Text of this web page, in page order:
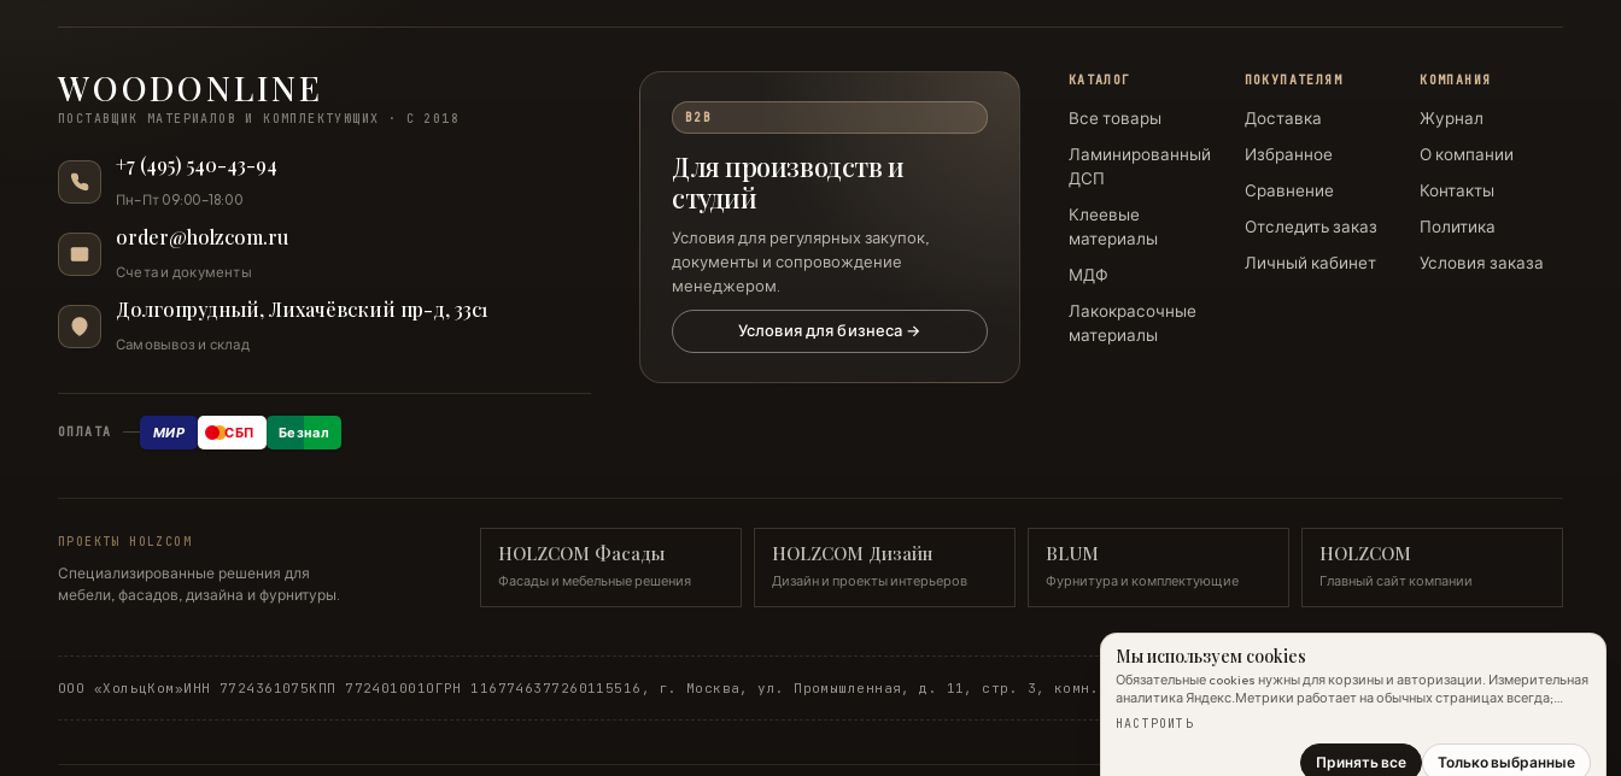
WOODONLINE
ПОСТАВЩИК МАТЕРИАЛОВ И КОМПЛЕКТУЮЩИХ · С 2018
+7 (495) 540-43-94
Пн–Пт 09:00–18:00
order@holzcom.ru
Счета и документы
Долгопрудный, Лихачёвский пр-д, 33с1
Самовывоз и склад
ОПЛАТА МИР СБП Безнал
B2B
Для производств и
студий
Условия для регулярных закупок,
документы и сопровождение
менеджером.
Условия для бизнеса →
КАТАЛОГ
Все товары
Ламинированный
ДСП
Клеевые
материалы
МДФ
Лакокрасочные
материалы
ПОКУПАТЕЛЯМ
Доставка
Избранное
Сравнение
Отследить заказ
Личный кабинет
КОМПАНИЯ
Журнал
О компании
Контакты
Политика
Условия заказа
ПРОЕКТЫ HOLZCOM
Специализированные решения для
мебели, фасадов, дизайна и фурнитуры.
HOLZCOM Фасады
Фасады и мебельные решения
HOLZCOM Дизайн
Дизайн и проекты интерьеров
BLUM
Фурнитура и комплектующие
HOLZCOM
Главный сайт компании
ООО «ХольцКом»ИНН 7724361075КПП 772401001ОГРН 1167746377260115516, г. Москва, ул. Промышленная, д. 11, стр. 3, комн. 21, пом. I
Мы используем cookies
Обязательные cookies нужны для корзины и авторизации. Измерительная
аналитика Яндекс.Метрики работает на обычных страницах всегда;
настройка ниже управляет только маркетинговыми cookies и
НАСТРОИТЬ
Принять все Только выбранные